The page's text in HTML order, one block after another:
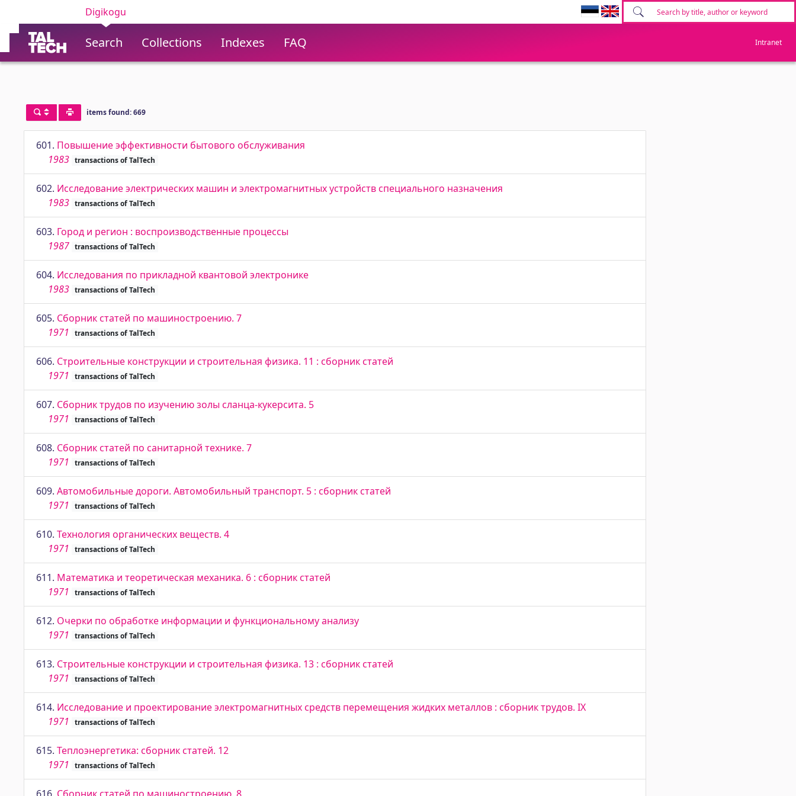
Digikogu
Search Collections Indexes FAQ Intranet
items found: 669
601. Повышение эффективности бытового обслуживания
1983 transactions of TalTech
602. Исследование электрических машин и электромагнитных устройств специального назначения
1983 transactions of TalTech
603. Город и регион : воспроизводственные процессы
1987 transactions of TalTech
604. Исследования по прикладной квантовой электронике
1983 transactions of TalTech
605. Сборник статей по машиностроению. 7
1971
transactions of TalTech
606. Строительные конструкции и строительная физика. 11 : сборник статей
1971
transactions of TalTech
607. Сборник трудов по изучению золы сланца-кукерсита. 5
1971
transactions of TalTech
608. Сборник статей по санитарной технике. 7
1971
transactions of TalTech
609. Автомобильные дороги. Автомобильный транспорт. 5 : сборник статей
1971
transactions of TalTech
610. Технология органических веществ. 4
1971
transactions of TalTech
611. Математика и теоретическая механика. 6 : сборник статей
1971
transactions of TalTech
612. Очерки по обработке информации и функциональному анализу
1971
transactions of TalTech
613. Строительные конструкции и строительная физика. 13 : сборник статей
1971
transactions of TalTech
614. Исследование и проектирование электромагнитных средств перемещения жидких металлов : сборник трудов. IX
1971
transactions of TalTech
615. Теплоэнергетика: сборник статей. 12
1971
transactions of TalTech